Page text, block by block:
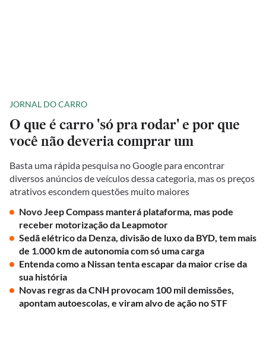
JORNAL DO CARRO
O que é carro 'só pra rodar' e por que
você não deveria comprar um
Basta uma rápida pesquisa no Google para encontrar
diversos anúncios de veículos dessa categoria, mas os preços
atrativos escondem questões muito maiores
Novo Jeep Compass manterá plataforma, mas pode
receber motorização da Leapmotor
Sedã elétrico da Denza, divisão de luxo da BYD, tem mais
de 1.000 km de autonomia com só uma carga
Entenda como a Nissan tenta escapar da maior crise da
sua história
Novas regras da CNH provocam 100 mil demissões,
apontam autoescolas, e viram alvo de ação no STF